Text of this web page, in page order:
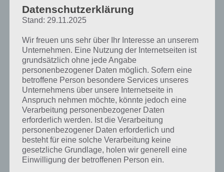
der Industrie errichten, um deiner Bevölkerung einfache Jobs zu
verschaffen.
Feuerwehr, mehr Gebiete – So gehts weiter
in TheoTown
Nun musst du deine Gebiete stetig erweitern. Je nachdem was oben
links von dir gefordert wird, baue dies als nächstes. Achte auch stets
auf die Zufriedenheit deiner Bevölkerung. Feuerwehr und Parks
erhöhen schon frühzeitig die Zufriedenheit, wodurch auch mehr
Einwohner einziehen.
Weiterhin muss dann die Mülldeponie gebaut werden, um den Müll
zu entsorgen. Eine Warnung ist dabei stets ein trauriges Smiley-
. Tippst du das Gebäude an, siehst du, was gerade negativ
Datenschutzerklärung
Stand: 29.11.2025
Wir freuen uns sehr über Ihr Interesse an unserem
Unternehmen. Eine Nutzung der Internetseiten ist
grundsätzlich ohne jede Angabe
personenbezogener Daten möglich. Sofern eine
betroffene Person besondere Services unseres
Unternehmens über unsere Internetseite in
Anspruch nehmen möchte, könnte jedoch eine
Verarbeitung personenbezogener Daten
erforderlich werden. Ist die Verarbeitung
personenbezogener Daten erforderlich und
besteht für eine solche Verarbeitung keine
gesetzliche Grundlage, holen wir generell eine
Einwilligung der betroffenen Person ein.